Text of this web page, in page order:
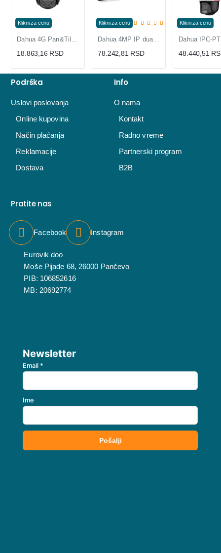
Klikni za cenu
18.863,16 RSD
Klikni za cenu
78.242,81 RSD
Klikni za cenu
48.440,51
Podrška
Uslovi poslovanja
Online kupovina
Način plaćanja
Reklamacije
Dostava
Info
O nama
Kontakt
Radno vreme
Partnerski program
B2B
Pratite nas
Facebook Instagram
Eurovik doo
Moše Pijade 68, 26000 Pančevo
PIB: 106852616
MB: 20692774